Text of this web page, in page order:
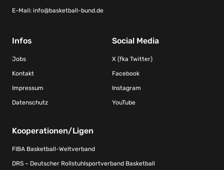
E-Mail: info@basketball-bund.de
Infos
Jobs
Kontakt
Impressum
Datenschutz
Social Media
X (fka Twitter)
Facebook
Instagram
YouTube
Kooperationen/Ligen
FIBA Basketball-Weltverband
DRS – Deutscher Rollstuhlsportverband Basketball